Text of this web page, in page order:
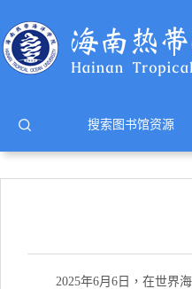
2025年6月6日，在世界